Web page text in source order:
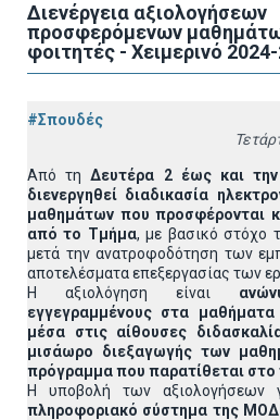
Διενέργεια αξιολογήσεων
προσφερόμενων
φοιτητές - Χειμερινό
#Σπουδές
Από τη Δευτέρα 2 έως και
διενεργηθεί διαδικασία
μαθημάτων που προσφέρονται
από το Τμήμα, με βασικό στόχο
μετά την ανατροφοδότηση των
αποτελέσματα επεξεργασίας των
Η αξιολόγηση είναι
εγγεγραμμένους στα μαθήματα
μέσα στις αίθουσες
μισάωρο διεξαγωγής των
πρόγραμμα που παρατίθεται
Η υποβολή των αξιολογήσεων
πληροφοριακό σύστημα της